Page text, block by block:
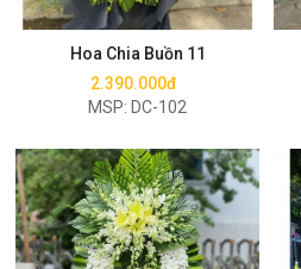
Hoa Chia Buồn 11
2.390.000đ
MSP: DC-102
Mua ngay